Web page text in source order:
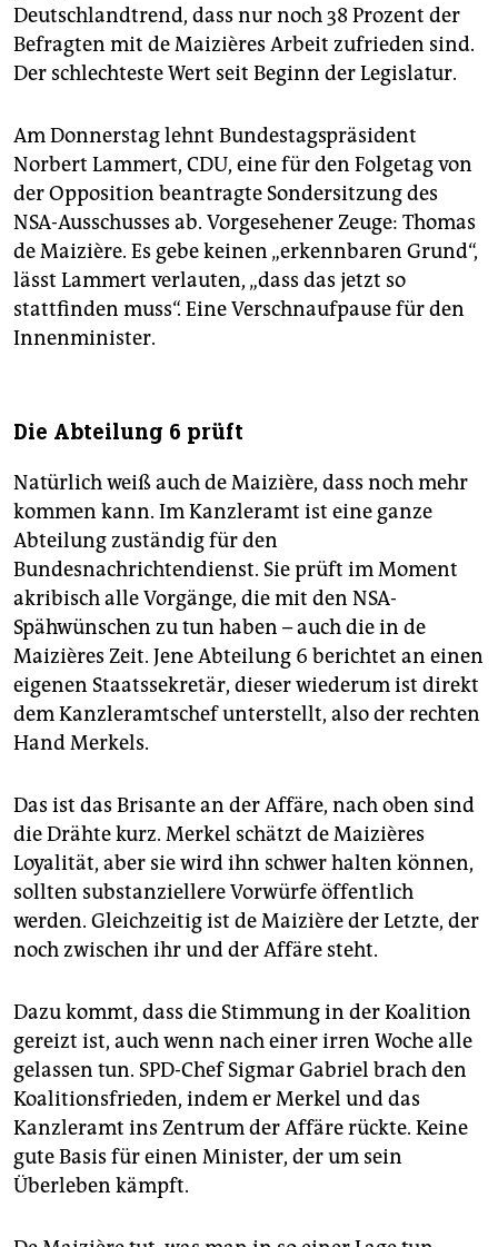
Deutschlandtrend, dass nur noch 38 Prozent der
Befragten mit de Maizières Arbeit zufrieden sind.
Der schlechteste Wert seit Beginn der Legislatur.
Am Donnerstag lehnt Bundestagspräsident
Norbert Lammert, CDU, eine für den Folgetag von
der Opposition beantragte Sondersitzung des
NSA-Ausschusses ab. Vorgesehener Zeuge: Thomas
de Maizière. Es gebe keinen „erkennbaren Grund“,
lässt Lammert verlauten, „dass das jetzt so
stattfinden muss“. Eine Verschnaufpause für den
Innenminister.
Die Abteilung 6 prüft
Natürlich weiß auch de Maizière, dass noch mehr
kommen kann. Im Kanzleramt ist eine ganze
Abteilung zuständig für den
Bundesnachrichtendienst. Sie prüft im Moment
akribisch alle Vorgänge, die mit den NSA-
Spähwünschen zu tun haben – auch die in de
Maizières Zeit. Jene Abteilung 6 berichtet an einen
eigenen Staatssekretär, dieser wiederum ist direkt
dem Kanzleramtschef unterstellt, also der rechten
Hand Merkels.
Das ist das Brisante an der Affäre, nach oben sind
die Drähte kurz. Merkel schätzt de Maizières
Loyalität, aber sie wird ihn schwer halten können,
sollten substanziellere Vorwürfe öffentlich
werden. Gleichzeitig ist de Maizière der Letzte, der
noch zwischen ihr und der Affäre steht.
Dazu kommt, dass die Stimmung in der Koalition
gereizt ist, auch wenn nach einer irren Woche alle
gelassen tun. SPD-Chef Sigmar Gabriel brach den
Koalitionsfrieden, indem er Merkel und das
Kanzleramt ins Zentrum der Affäre rückte. Keine
gute Basis für einen Minister, der um sein
Überleben kämpft.